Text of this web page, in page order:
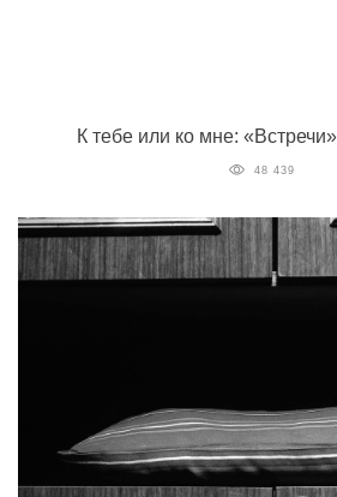
К тебе или ко мне:
48 439